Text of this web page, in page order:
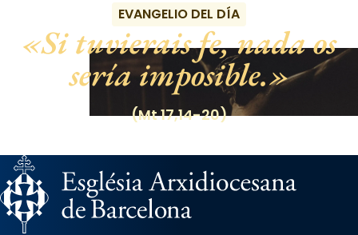
EVANGELIO DEL DÍA
Si tuvierais fe, nada os
sería imposible.
(Mt 17,14-20)